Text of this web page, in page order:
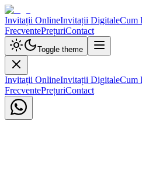
Invitații OnlineInvitații DigitaleCum
FrecventePrețuriContact
Toggle theme
Invitații OnlineInvitații DigitaleCum
FrecventePrețuriContact